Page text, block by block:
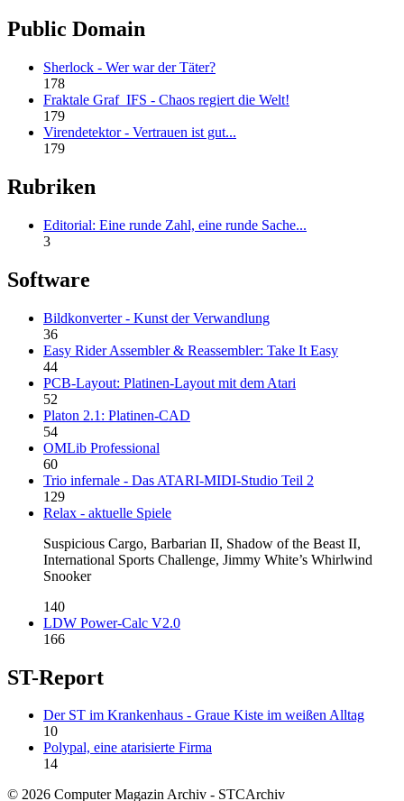
Public Domain
Sherlock - Wer war der Täter?
178
Fraktale Graf_IFS - Chaos regiert die Welt!
179
Virendetektor - Vertrauen ist gut...
179
Rubriken
Editorial: Eine runde Zahl, eine runde Sache...
3
Software
Bildkonverter - Kunst der Verwandlung
36
Easy Rider Assembler & Reassembler: Take It Easy
44
PCB-Layout: Platinen-Layout mit dem Atari
52
Platon 2.1: Platinen-CAD
54
OMLib Professional
60
Trio infernale - Das ATARI-MIDI-Studio Teil 2
129
Relax - aktuelle Spiele
Suspicious Cargo, Barbarian II, Shadow of the Beast II,
International Sports Challenge, Jimmy White’s Whirlwind
Snooker
140
LDW Power-Calc V2.0
166
ST-Report
Der ST im Krankenhaus - Graue Kiste im weißen Alltag
10
Polypal, eine atarisierte Firma
14
© 2026 Computer Magazin Archiv - STCArchiv